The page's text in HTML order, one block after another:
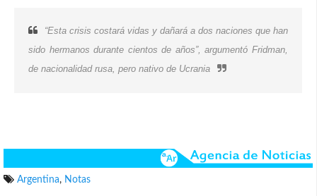
“Esta crisis costará vidas y dañará a dos naciones que han
sido hermanos durante cientos de años”, argumentó Fridman,
de nacionalidad rusa, pero nativo de Ucrania
Argentina, Notas